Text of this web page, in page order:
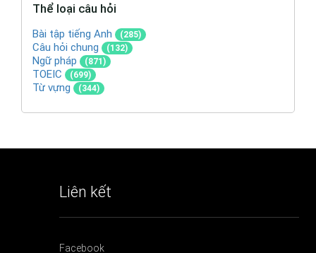
Thể loại câu hỏi
Bài tập tiếng Anh (285)
Câu hỏi chung (132)
Ngữ pháp (871)
TOEIC (699)
Từ vựng (344)
Liên kết
Facebook